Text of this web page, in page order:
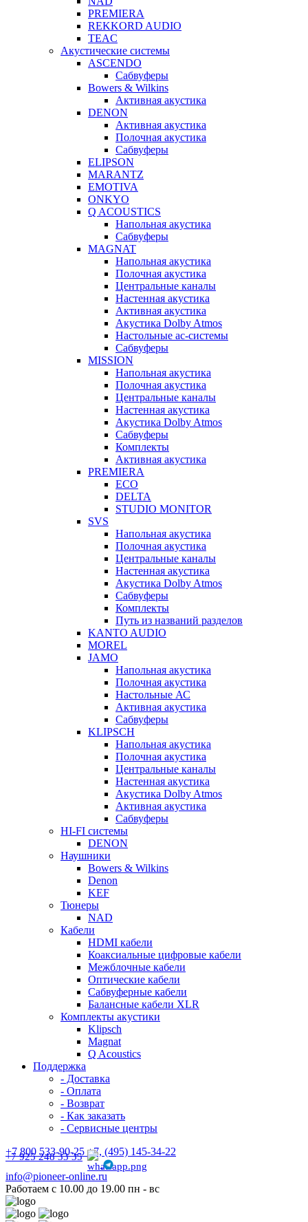
PREMIERA
REKKORD AUDIO
TEAC
Акустические системы
ASCENDO
Сабвуферы
Bowers & Wilkins
Активная акустика
DENON
Активная акустика
Полочная акустика
Сабвуферы
ELIPSON
MARANTZ
EMOTIVA
ONKYO
Q ACOUSTICS
Напольная акустика
Сабвуферы
MAGNAT
Напольная акустика
Полочная акустика
Центральные каналы
Настенная акустика
Активная акустика
Акустика Dolby Atmos
Настольные ас-системы
Сабвуферы
MISSION
Напольная акустика
Полочная акустика
Центральные каналы
Настенная акустика
Акустика Dolby Atmos
Сабвуферы
Комплекты
Активная акустика
PREMIERA
ECO
DELTA
STUDIO MONITOR
SVS
Напольная акустика
Полочная акустика
Центральные каналы
Настенная акустика
Акустика Dolby Atmos
Сабвуферы
Комплекты
Путь из названий разделов
KANTO AUDIO
MOREL
JAMO
Напольная акустика
Полочная акустика
Настольные АС
Активная акустика
Сабвуферы
KLIPSCH
Напольная акустика
Полочная акустика
Центральные каналы
Настенная акустика
Акустика Dolby Atmos
Активная акустика
Сабвуферы
HI-FI системы
DENON
Наушники
Bowers & Wilkins
Denon
KEF
Тюнеры
NAD
Кабели
HDMI кабели
Коаксиальные цифровые кабели
Межблочные кабели
Оптические кабели
Сабвуферные кабели
Балансные кабели XLR
Комплекты акустики
Klipsch
Magnat
Q Acoustics
Поддержка
- Доставка
- Оплата
- Возврат
- Как заказать
- Сервисные центры
+7 800 533-90-25 +7, (495) 145-34-22
+7 925 248 33 35
info@pioneer-online.ru
Работаем с 10.00 до 19.00 пн - вс